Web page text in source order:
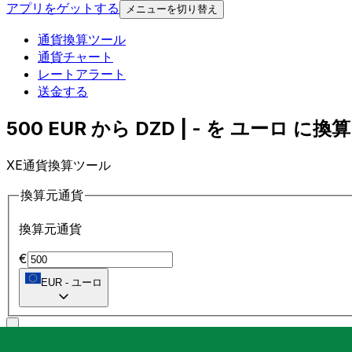
アプリをゲットする メニューを切り替え
通貨換算ツール
通貨チャート
レートアラート
送金する
500 EUR から DZD | - を ユーロ に換
XE通貨換算ツール
換算元通貨
換算元通貨
€
EUR - ユーロ